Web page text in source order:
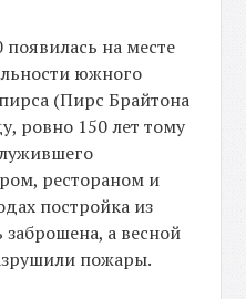
на месте
южного
(Пирс Брайтона
ровно 150 лет тому
рестораном и
постройка из
заброшена, а весной
пожары.